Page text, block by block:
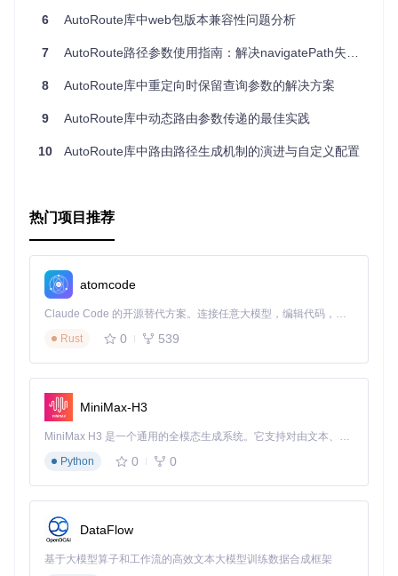
PSR-4兼容：遵循现代PHP标准，易于融入现有项目结
AutoRoute重新定义了PHP路由的简洁与效能，为开发者提供
了一个既高效又便捷的解决方案。无论是新项目启动还是现有
系统的优化升级，AutoRoute都是一个值得尝试的优秀选择，
让开发者更加专注于业务逻辑，而非繁复的路由配置之中。现
在就加入这个高效的开发潮流，让你的PHP应用路由管理变得
前所未有的轻松吧！
6 AutoRoute库中web包版本兼容性问题分析
7 AutoRoute路径参数使用指南：解决navigatePath失败问题
8 AutoRoute库中重定向时保留查询参数的解决方案
9 AutoRoute库中动态路由参数传递的最佳实践
10 AutoRoute库中路由路径生成机制的演进与自定义配置
热门项目推荐
atomcode
Claude Code 的开源替代方案。连接任意大模型，编辑代码，运行命令，自动验证 — 全自动执行。用 Rust 构建，极致性能。 ｜ An open-source alternative to Claude Code. Connect any LLM, edit code, run commands, and verify changes — autonomously. Built in Rust for speed. Get Started
Rust
0 539
MiniMax-H3
MiniMax H3 是一个通用的全模态生成系统。它支持对由文本、图像、视频和音频组成的多模态上下文进行统一理解，并能生成分辨率高达 2K、时长可达 15 秒的带原生立体声音频的视频。得益于面向任务泛化的系统设计，H3 在预训练阶段就已具备广泛的多模态上下文理解与生成能力，能够出色地执行复杂的多模态指令。
Python
0 0
DataFlow
基于大模型算子和工作流的高效文本大模型训练数据合成框架